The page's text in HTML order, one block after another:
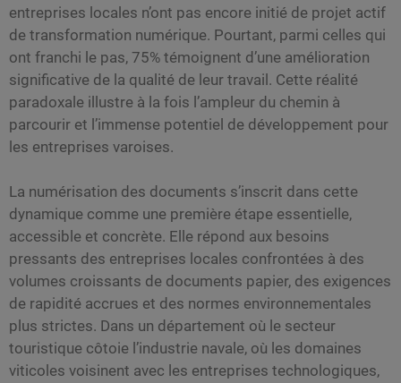
entreprises locales n’ont pas encore initié de projet actif
de transformation numérique. Pourtant, parmi celles qui
ont franchi le pas, 75% témoignent d’une amélioration
significative de la qualité de leur travail. Cette réalité
paradoxale illustre à la fois l’ampleur du chemin à
parcourir et l’immense potentiel de développement pour
les entreprises varoises.
La numérisation des documents s’inscrit dans cette
dynamique comme une première étape essentielle,
accessible et concrète. Elle répond aux besoins
pressants des entreprises locales confrontées à des
volumes croissants de documents papier, des exigences
de rapidité accrues et des normes environnementales
plus strictes. Dans un département où le secteur
touristique côtoie l’industrie navale, où les domaines
viticoles voisinent avec les entreprises technologiques,